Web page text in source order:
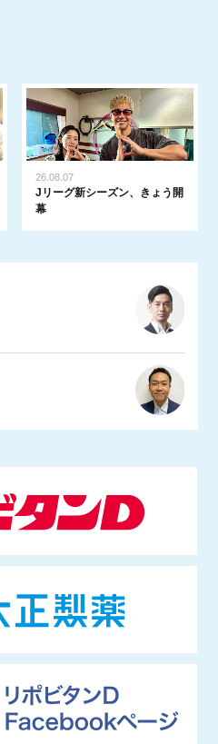
26.08.07
Jリーグ新シーズン、きょう開
幕
学法学部を卒業後、2005年に朝日
デジタル編集部で記者をつとめ、2
った『ルポ風営法改正 踊れる国の
方』（出版芸術社）をはじめ、共著
に発信し、朝日新 聞論壇委員（202